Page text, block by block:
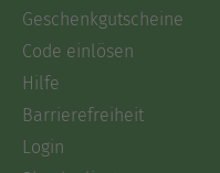
Geschenkgutscheine
Code einlösen
Hilfe
Barrierefreiheit
Login